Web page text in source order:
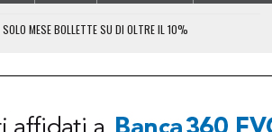
MESE BOLLETTE SU DI OLTRE IL 10%
NON RISPETTATE